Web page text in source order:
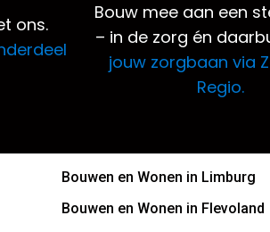
ons.
Bouw mee aan een
– in de zorg én
jouw zorgbaan via
Regio.
Bouwen en Wonen in Limburg
Bouwen en Wonen in Flevoland